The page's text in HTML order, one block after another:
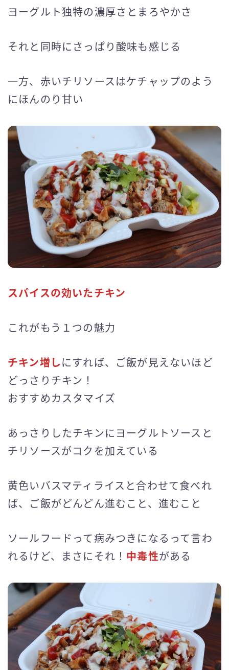
ヨーグルト独特の濃厚さとまろやかさ
それと同時にさっぱり酸味も感じる
一方、赤いチリソースはケチャップのよう
にほんのり甘い
スパイスの効いたチキン
これがもう１つの魅力
チキン増しにすれば、ご飯が見えないほど
どっさりチキン！
おすすめカスタマイズ
あっさりしたチキンにヨーグルトソースと
チリソースがコクを加えている
黄色いバスマティライスと合わせて食べれ
ば、ご飯がどんどん進むこと、進むこと
ソールフードって病みつきになるって言わ
れるけど、まさにそれ！ 中毒性がある